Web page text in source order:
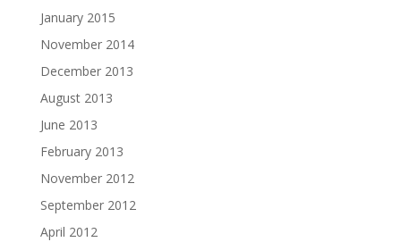
January 2015
November 2014
December 2013
August 2013
June 2013
February 2013
November 2012
September 2012
April 2012